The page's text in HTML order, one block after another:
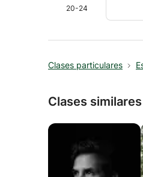
20-24
Clases particulares
Clases similares